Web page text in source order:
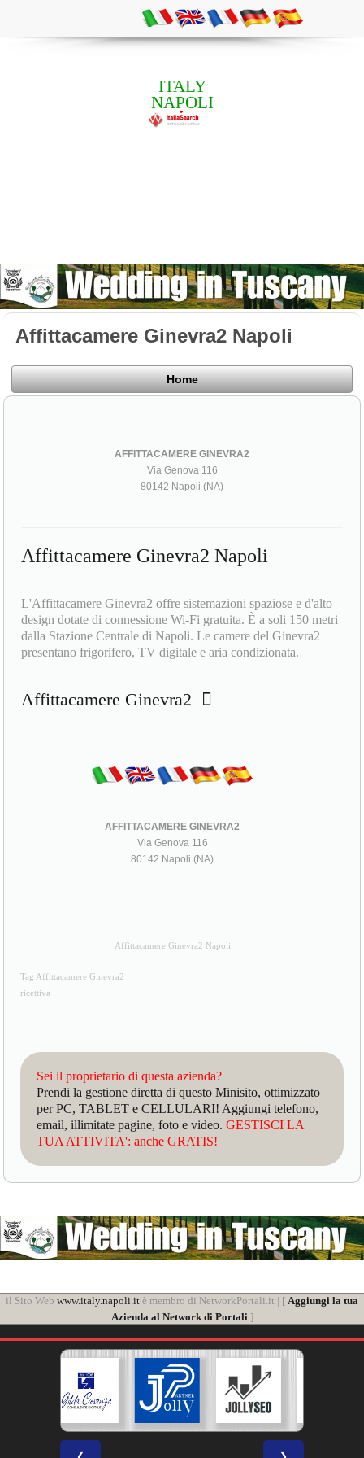
ITALY
NAPOLI
Affittacamere Ginevra2 Napoli
Home
AFFITTACAMERE GINEVRA2
Via Genova 116
80142 Napoli (NA)
Affittacamere Ginevra2 Napoli
L'Affittacamere Ginevra2 offre sistemazioni spaziose e d'alto
design dotate di connessione Wi-Fi gratuita. È a soli 150 metri
dalla Stazione Centrale di Napoli. Le camere del Ginevra2
presentano frigorifero, TV digitale e aria condizionata.
Affittacamere Ginevra2
AFFITTACAMERE GINEVRA2
Via Genova 116
80142 Napoli (NA)
Affittacamere Ginevra2 Napoli
Tag Affittacamere Ginevra2
ricettiva
Sei il proprietario di questa azienda?
Prendi la gestione diretta di questo Minisito, ottimizzato
per PC, TABLET e CELLULARI! Aggiungi telefono,
email, illimitate pagine, foto e video.GESTISCI LA
TUA ATTIVITA': anche GRATIS!
il Sito Web www.italy.napoli.it è membro di NetworkPortali.it | [ Aggiungi la tua
Azienda al Network di Portali]